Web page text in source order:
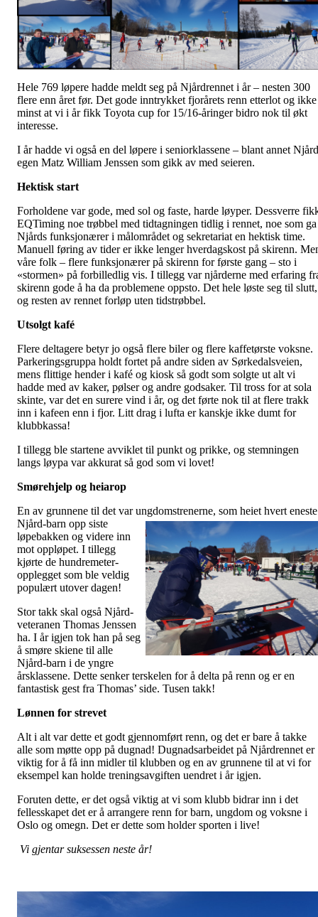
Hele 769 løpere hadde meldt seg på Njårdrennet i år – nesten 300
flere enn året før. Det gode inntrykket fjorårets renn etterlot og ikke
minst at vi i år fikk Toyota cup for 15/16-åringer bidro nok til økt
interesse.
I år hadde vi også en del løpere i seniorklassene – blant annet
egen Matz William Jenssen som gikk av med seieren.
Hektisk start
Forholdene var gode, med sol og faste, harde løyper. Dessverre
EQTiming noe trøbbel med tidtagningen tidlig i rennet, noe som ga
Njårds funksjonærer i målområdet og sekretariat en hektisk time.
Manuell føring av tider er ikke lenger hverdagskost på skirenn.
våre folk – flere funksjonærer på skirenn for første gang – sto i
«stormen» på forbilledlig vis. I tillegg var njårderne med erfaring
skirenn gode å ha da problemene oppsto. Det hele løste seg til slutt,
og resten av rennet forløp uten tidstrøbbel.
Utsolgt kafé
Flere deltagere betyr jo også flere biler og flere kaffetørste voksne.
Parkeringsgruppa holdt fortet på andre siden av Sørkedalsveien,
mens flittige hender i kafé og kiosk så godt som solgte ut alt vi
hadde med av kaker, pølser og andre godsaker. Til tross for at sola
skinte, var det en surere vind i år, og det førte nok til at flere trakk
inn i kafeen enn i fjor. Litt drag i lufta er kanskje ikke dumt for
klubbkassa!
I tillegg ble startene avviklet til punkt og prikke, og stemningen
langs løypa var akkurat så god som vi lovet!
Smørehjelp og heiarop
En av grunnene til det var ungdomstrenerne, som heiet hverteneste
Njård-barn opp siste
løpebakken og videre inn
mot oppløpet. I tillegg
kjørte de hundremeter-
opplegget som ble veldig
populært utover dagen!
Stor takk skal også Njård-
veteranen Thomas Jenssen
ha. I år igjen tok han på seg
å smøre skiene til alle
Njård-barn i de yngre
årsklassene. Dette senker terskelen for å delta på renn og er en
fantastisk gest fra Thomas’ side. Tusen takk!
Lønnen for strevet
Alt i alt var dette et godt gjennomført renn, og det er bare å takke
alle som møtte opp på dugnad! Dugnadsarbeidet på Njårdrennet er
viktig for å få inn midler til klubben og en av grunnene til at vi for
eksempel kan holde treningsavgiften uendret i år igjen.
Foruten dette, er det også viktig at vi som klubb bidrar inn i det
fellesskapet det er å arrangere renn for barn, ungdom og voksne i
Oslo og omegn. Det er dette som holder sporten i live!
Vi gjentar suksessen neste år!